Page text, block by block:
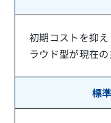
初期コストを抑
ラウド型が現在の
標